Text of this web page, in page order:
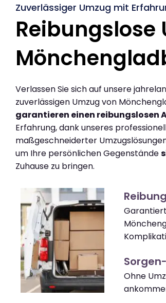
Zuverlässiger Umzug mit
Reibungslose
Verlassen Sie sich auf unsere
zuverlässigen Umzug von
garantieren einen reibungslosen
Erfahrung, dank unseres
maßgeschneiderter
um Ihre persönlichen Gegenstände
Zuhause zu bringen.
Ohne